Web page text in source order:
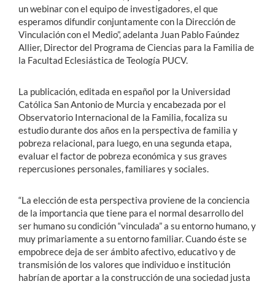
un webinar con el equipo de investigadores, el que
esperamos difundir conjuntamente con la Dirección de
Vinculación con el Medio”, adelanta Juan Pablo Faúndez
Allier, Director del Programa de Ciencias para la Familia de
la Facultad Eclesiástica de Teología PUCV.
La publicación, editada en español por la Universidad
Católica San Antonio de Murcia y encabezada por el
Observatorio Internacional de la Familia, focaliza su
estudio durante dos años en la perspectiva de familia y
pobreza relacional, para luego, en una segunda etapa,
evaluar el factor de pobreza económica y sus graves
repercusiones personales, familiares y sociales.
“La elección de esta perspectiva proviene de la conciencia
de la importancia que tiene para el normal desarrollo del
ser humano su condición “vinculada” a su entorno humano, y
muy primariamente a su entorno familiar. Cuando éste se
empobrece deja de ser ámbito afectivo, educativo y de
transmisión de los valores que individuo e institución
habrían de aportar a la construcción de una sociedad justa